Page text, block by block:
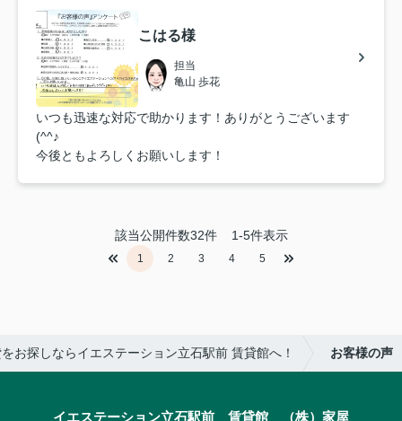
こはる様
担当
亀山 歩花
いつも迅速な対応で助かります！ありがとうございます
(^^♪
今後ともよろしくお願いします！
該当公開件数32件1-5件表示
1 2 3 4 5
お探しならイエステーション立石駅前 賃貸館へ！ お客様の声
イエステーション立石駅前 賃貸館 （株）家屋